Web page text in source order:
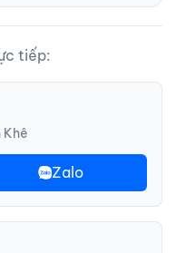
tiếp:
Khê
Zalo